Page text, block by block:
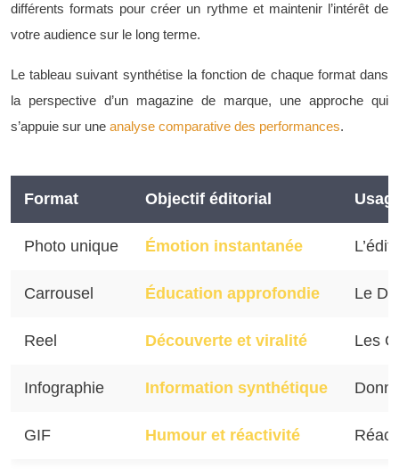
différents formats pour créer un rythme et maintenir l’intérêt de
votre audience sur le long terme.
Le tableau suivant synthétise la fonction de chaque format dans
la perspective d’un magazine de marque, une approche qui
s’appuie sur une analyse comparative des performances.
Format Objectif éditorial
Photo unique Émotion instantanée
Carrousel Éducation approfondie Le
Reel Découverte et viralité Les
Infographie Information synthétique
GIF Humour et réactivité